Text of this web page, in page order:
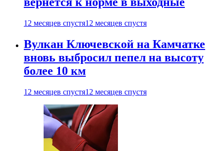
12 месяцев спустя12 месяцев спустя
Вулкан Ключевской на Камчатке
вновь выбросил пепел на высоту
более 10 км
12 месяцев спустя12 месяцев спустя